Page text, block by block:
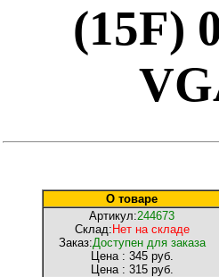
(15F)
О товаре
Артикул:244673
Склад: Нет на складе
Заказ:Доступен для заказа
Цена : 345 руб.
Цена : 315 руб.